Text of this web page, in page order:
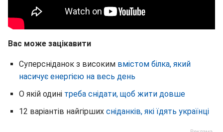
Вас може зацікавити
Суперсніданок з високим вмістом білка, який
насичує енергією на весь день
О якій одині треба снідати, щоб жити довше
12 варіантів найгірших сніданків, які їдять українці